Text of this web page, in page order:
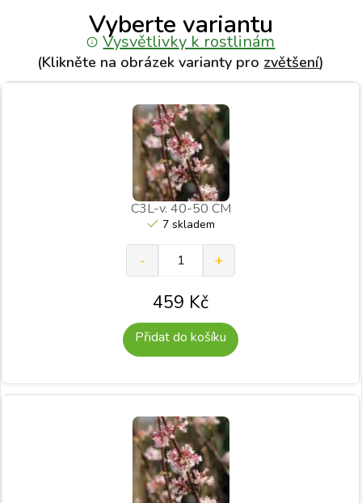
Vyberte variantu
Vysvětlivky k rostlinám
(Klikněte na obrázek varianty pro zvětšení)
C3L-v. 40-50 CM
7 skladem
459 Kč
Přidat do košíku